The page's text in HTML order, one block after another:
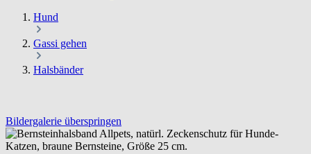
Hund
Gassi gehen
Halsbänder
Bildergalerie überspringen